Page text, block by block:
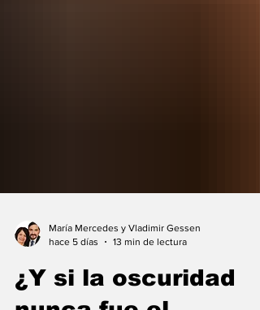
¿Y si la oscuridad